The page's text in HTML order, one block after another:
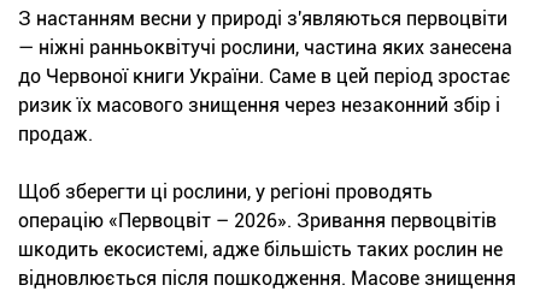
З настанням весни у природі з'являються первоцвіти
— ніжні ранньоквітучі рослини, частина яких занесена
до Червоної книги України. Саме в цей період зростає
ризик їх масового знищення через незаконний збір і
продаж.
Щоб зберегти ці рослини, у регіоні проводять
операцію «Первоцвіт – 2026». Зривання первоцвітів
шкодить екосистемі, адже більшість таких рослин не
відновлюється після пошкодження. Масове знищення